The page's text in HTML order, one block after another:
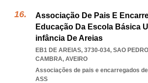
Associação De Pais E
Educação Da Escola Básica
infância De Areias
EB1 DE AREIAS, 3730-034, SAO
CAMBRA, AVEIRO
Associações de pais e encarregados
ASS